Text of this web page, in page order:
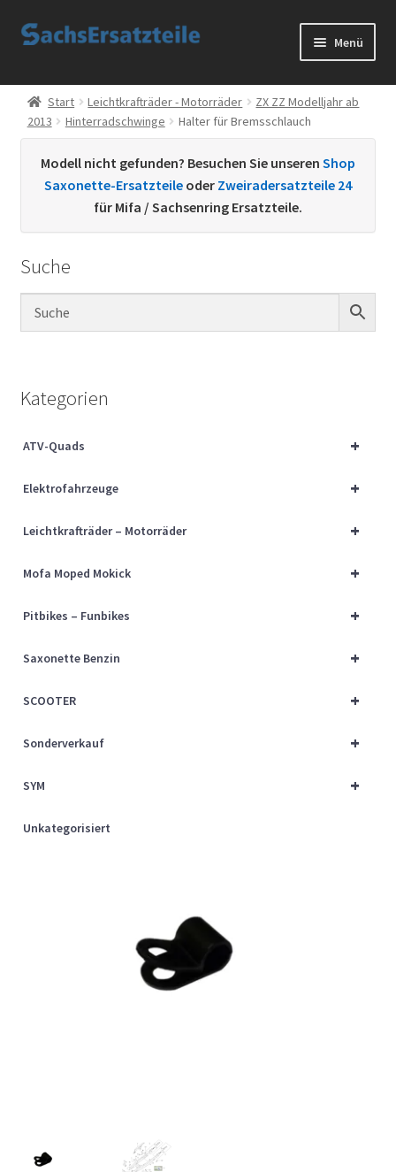
Zur
Zum
Menü
Start
AGB
Datenschutzerklärung
Kontakt
Sachs Ersatzteile
Über uns
Start Leichtkrafträder - Motorräder
ZX ZZ Modelljahr ab
2013
Hinterradschwinge Halter für Bremsschlauch
Modell nicht gefunden? Besuchen Sie unseren Shop
Saxonette-Ersatzteile oder Zweiradersatzteile 24
für Mifa / Sachsenring Ersatzteile.
Suche
Kategorien
+
ATV-Quads
+
Elektrofahrzeuge
+
Leichtkrafträder – Motorräder
+
Mofa Moped Mokick
+
Pitbikes – Funbikes
+
Saxonette Benzin
+
SCOOTER
+
Sonderverkauf
+
SYM
Unkategorisiert